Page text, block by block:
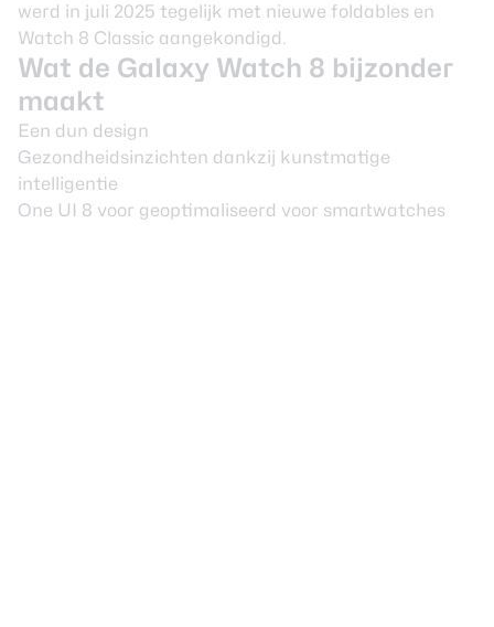
werd in juli 2025 tegelijk met nieuwe foldables en
Watch 8 Classic aangekondigd.
Wat de Galaxy Watch 8 bijzonder
maakt
Een dun design
Gezondheidsinzichten dankzij kunstmatige
intelligentie
One UI 8 voor geoptimaliseerd voor smartwatches